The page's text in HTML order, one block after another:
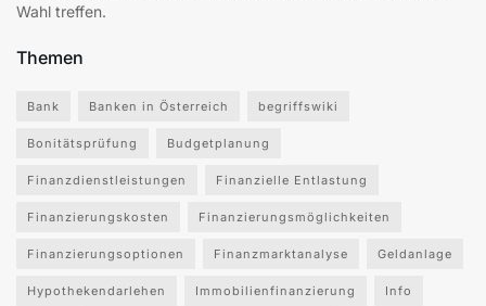
Wahl treffen.
Themen
Bank Banken in Österreich begriffswiki
Bonitätsprüfung Budgetplanung
Finanzdienstleistungen Finanzielle Entlastung
Finanzierungskosten Finanzierungsmöglichkeiten
Finanzierungsoptionen Finanzmarktanalyse Geldanlage
Hypothekendarlehen Immobilienfinanzierung Info